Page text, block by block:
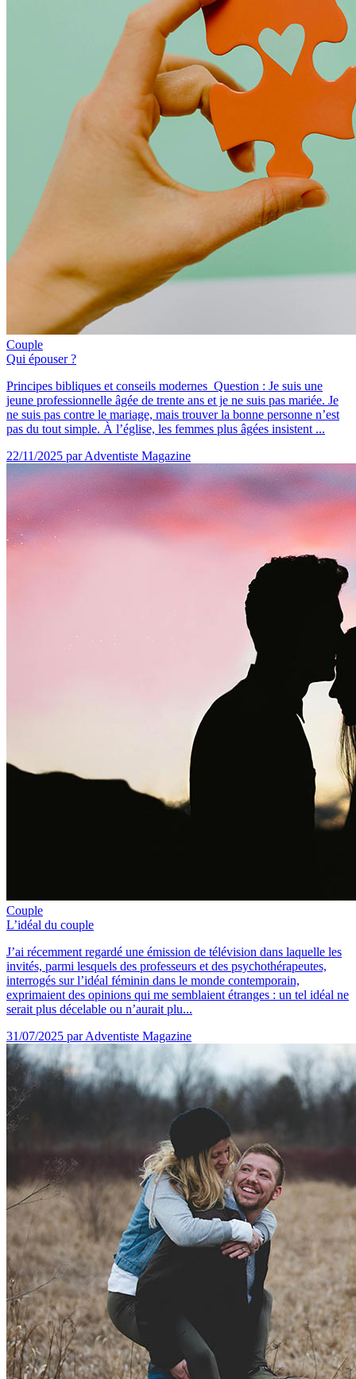
Couple
Qui épouser ?
Principes bibliques et conseils modernes Question : Je suis une
jeune professionnelle âgée de trente ans et je ne suis pas mariée. Je
ne suis pas contre le mariage, mais trouver la bonne personne n’est
pas du tout simple. À l’église, les femmes plus âgées insistent ...
22/11/2025 par Adventiste Magazine
Couple
L’idéal du couple
J’ai récemment regardé une émission de télévision dans laquelle les
invités, parmi lesquels des professeurs et des psychothérapeutes,
interrogés sur l’idéal féminin dans le monde contemporain,
exprimaient des opinions qui me semblaient étranges : un tel idéal ne
serait plus décelable ou n’aurait plu...
31/07/2025 par Adventiste Magazine